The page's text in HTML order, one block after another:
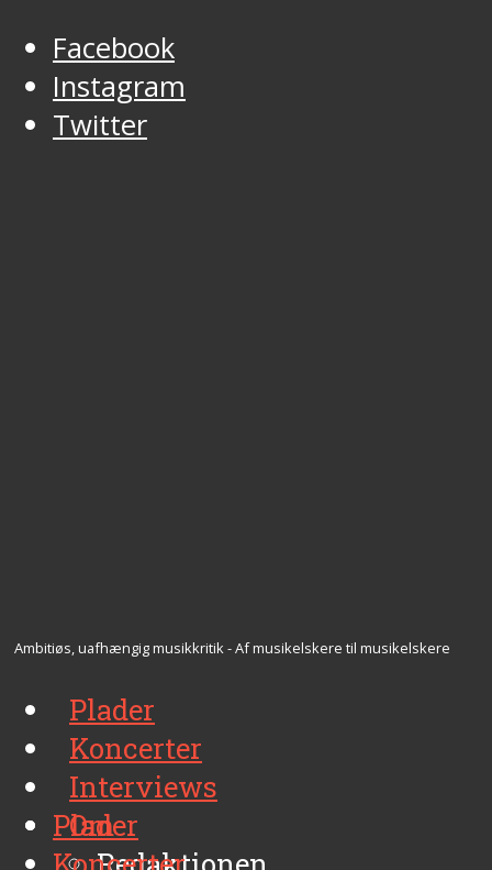
Facebook
Instagram
Twitter
Ambitiøs, uafhængig musikkritik - Af musikelskere til musikelskere
Plader
Koncerter
Interviews
Om
Plader